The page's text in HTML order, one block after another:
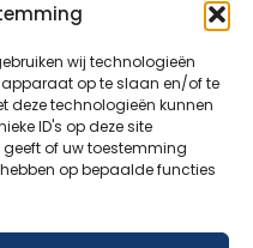
wij technologieën
op te slaan en/of te
deze technologieën kunnen
ID's op deze site
geeft of uw toestemming
op bepaalde functies